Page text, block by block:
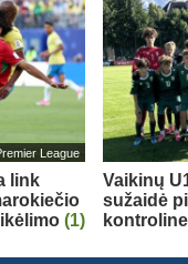
League
link
(1)
Vaikinų
sužaidė